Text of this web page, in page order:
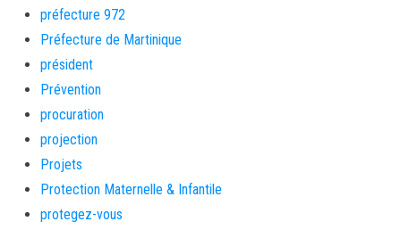
préfecture 972
Préfecture de Martinique
président
Prévention
procuration
projection
Projets
Protection Maternelle & Infantile
protegez-vous